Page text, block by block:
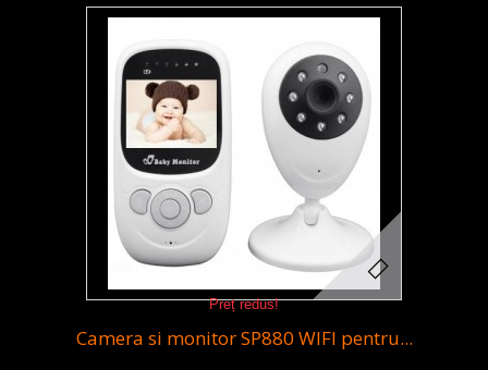
Preț redus!
Camera si monitor SP880 WIFI pentru...